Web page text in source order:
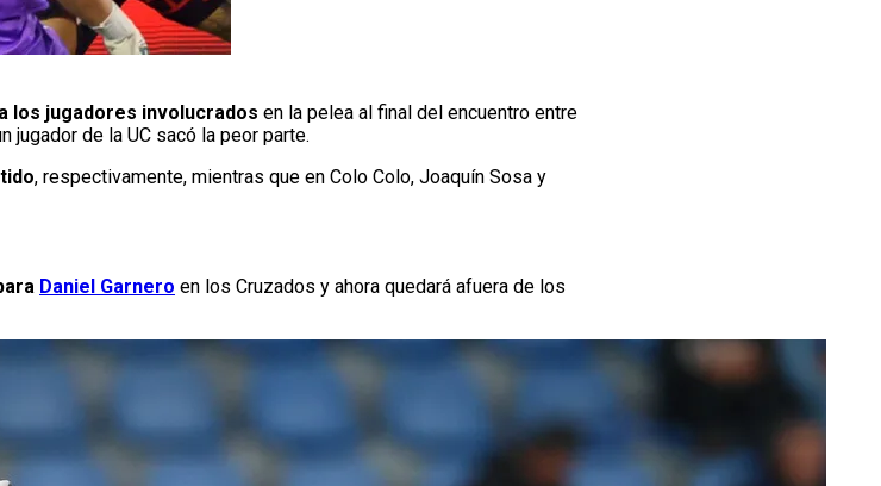
los jugadores involucrados en la pelea al final del encuentro entre
jugador de la UC sacó la peor parte.
, respectivamente, mientras que en Colo Colo, Joaquín Sosa y
Daniel Garnero en los Cruzados y ahora quedará afuera de los